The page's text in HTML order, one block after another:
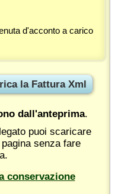
d'acconto a carico
dall'anteprima.
puoi scaricare
senza fare
conservazione